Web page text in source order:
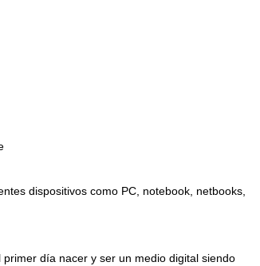
dispositivos como PC, notebook, netbooks,
día nacer y ser un medio digital siendo